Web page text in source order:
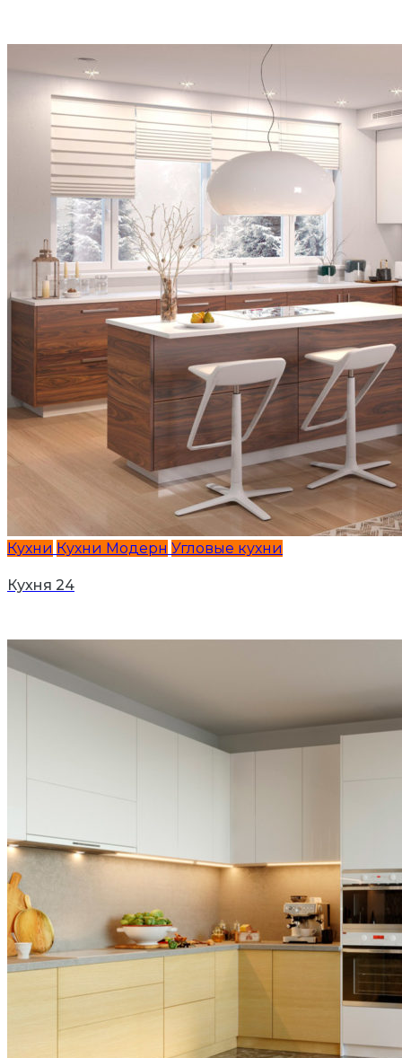
Кухни Кухни Модерн Угловые кухни
Кухня 24